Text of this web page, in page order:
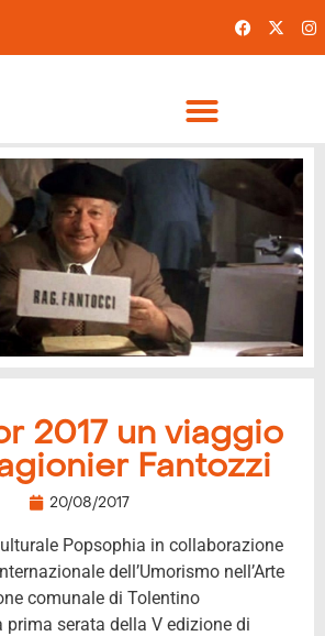
2017 un viaggio
Fantozzi
20/08/2017
Popsophia in collaborazione
dell’Umorismo nell’Arte
comunale di Tolentino
prima serata della V edizione di